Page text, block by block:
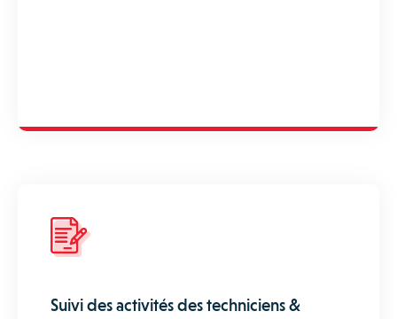
Suivi des activités des techniciens &